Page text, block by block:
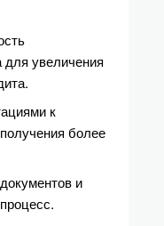
увеличения
к
более
и